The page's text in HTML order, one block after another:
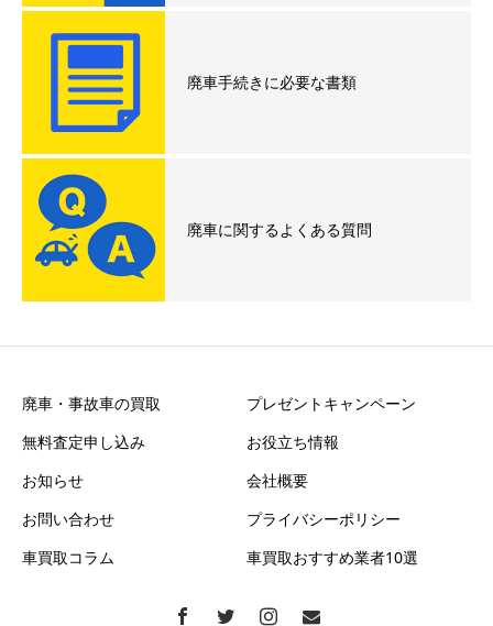
廃車手続きに必要な書類
廃車に関するよくある質問
廃車・事故車の買取
プレゼントキャンペーン
無料査定申し込み
お役立ち情報
お知らせ
会社概要
お問い合わせ
プライバシーポリシー
車買取コラム
車買取おすすめ業者10選